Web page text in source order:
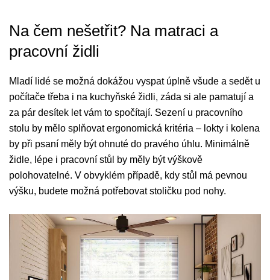
Na čem nešetřit? Na matraci a
pracovní židli
Mladí lidé se možná dokážou vyspat úplně všude a sedět u
počítače třeba i na kuchyňské židli, záda si ale pamatují a
za pár desítek let vám to spočítají. Sezení u pracovního
stolu by mělo splňovat ergonomická kritéria – lokty i kolena
by při psaní měly být ohnuté do pravého úhlu. Minimálně
židle, lépe i pracovní stůl by měly být výškově
polohovatelné. V obvyklém případě, kdy stůl má pevnou
výšku, budete možná potřebovat stoličku pod nohy.